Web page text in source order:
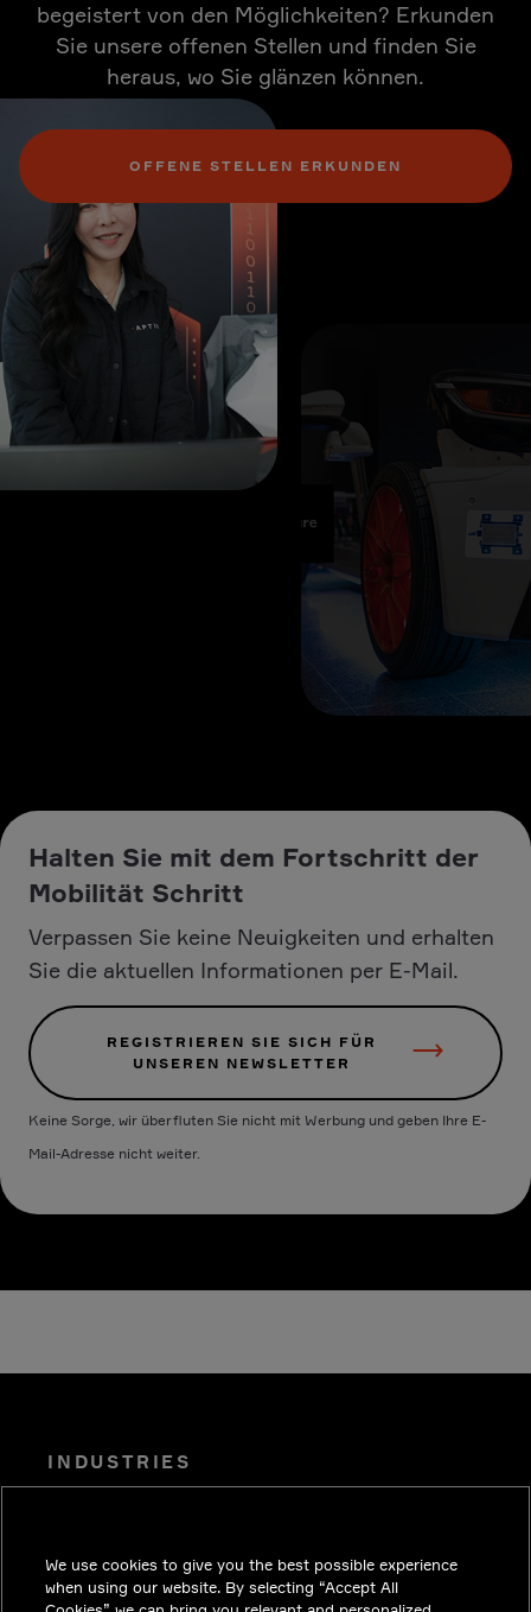
begeistert von den Möglichkeiten? Erkunden
Sie unsere offenen Stellen und finden Sie
heraus, wo Sie glänzen können.
OFFENE STELLEN ERKUNDEN
Halten Sie mit dem Fortschritt der
Mobilität Schritt
Verpassen Sie keine Neuigkeiten und erhalten
Sie die aktuellen Informationen per E-Mail.
REGISTRIEREN SIE SICH FÜR
UNSEREN NEWSLETTER
Keine Sorge, wir überfluten Sie nicht mit Werbung und geben Ihre E-
Mail-Adresse nicht weiter.
INDUSTRIES
KARRIERE
We use cookies to give you the best possible experience
when using our website. By selecting “Accept All